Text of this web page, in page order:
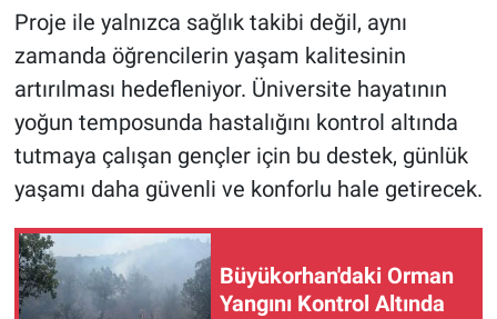
Proje ile yalnızca sağlık takibi değil, aynı
zamanda öğrencilerin yaşam kalitesinin
artırılması hedefleniyor. Üniversite hayatının
yoğun temposunda hastalığını kontrol altında
tutmaya çalışan gençler için bu destek, günlük
yaşamı daha güvenli ve konforlu hale getirecek.
Büyükorhan'daki Orman
Yangını Kontrol Altında